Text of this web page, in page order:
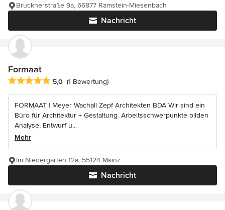
Nachricht
Brucknerstraße 9a, 66877 Ramstein-Miesenbach
Formaat
Durchschnittliche Bewertung: 5 von 5 Sternen
5,0 (1 Bewertung)
FORMAAT | Meyer Wachall Zepf Architekten BDA Wir sind ein
Büro für Architektur + Gestaltung. Arbeitsschwerpunkte bilden
Analyse, Entwurf u...
Mehr
Nachricht
Im Niedergarten 12a, 55124 Mainz